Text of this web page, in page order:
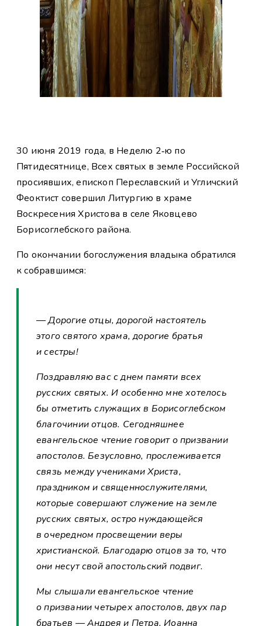
30 июня 2019 года, в Неделю 2‑ю по
Пятидесятнице, Всех святых в земле Российской
просиявших, епископ Переславский и Угличский
Феоктист совершил Литургию в храме
Воскресения Христова в селе Яковцево
Борисоглебского района.
По окончании богослужения владыка обратился
к собравшимся:
— Дорогие отцы, дорогой настоятель
этого святого храма, дорогие братья
и сестры!
Поздравляю вас с днем памяти всех
русских святых. И особенно мне хотелось
бы отметить служащих в Борисоглебском
благочинии отцов. Сегодняшнее
евангельское чтение говорит о призвании
апостолов. Безусловно, прослеживается
связь между учениками Христа,
праздником и священнослужителями,
которые совершают служение на земле
русских святых, остро нуждающейся
в очередном просвещении веры
христианской. Благодарю отцов за то, что
они несут свой апостольский подвиг.
Мы слышали евангельское чтение
о призвании четырех апостолов, двух пар
братьев — Андрея и Петра, Иоанна